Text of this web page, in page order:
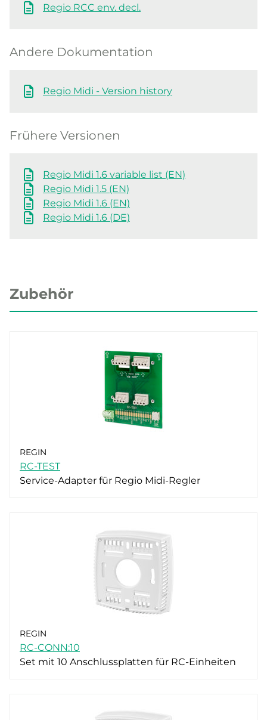
Regio RCC env. decl.
Andere Dokumentation
Regio Midi - Version history
Frühere Versionen
Regio Midi 1.6 variable list (EN)
Regio Midi 1.5 (EN)
Regio Midi 1.6 (EN)
Regio Midi 1.6 (DE)
Zubehör
REGIN
RC-TEST
Service-Adapter für Regio Midi-Regler
REGIN
RC-CONN:10
Set mit 10 Anschlussplatten für RC-Einheiten